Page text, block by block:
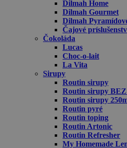
Dilmah Home
Dilmah Gourmet
Dilmah
Čajové
Čokoláda
Lucas
Choc-o-lait
La Vita
Sirupy
Routin sirupy
Routin sirupy
Routin sirupy
Routin pyré
Routin toping
Routin Artonic
Routin Refresher
My Homemade